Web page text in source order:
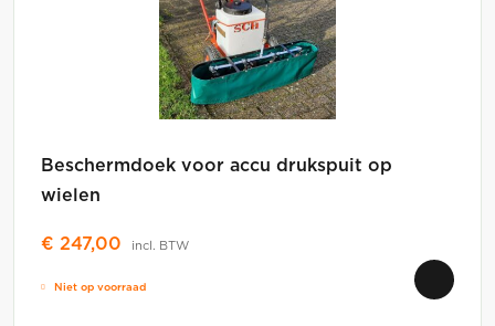
Beschermdoek voor accu drukspuit op
wielen
€ 247,00 incl. BTW
Niet op voorraad